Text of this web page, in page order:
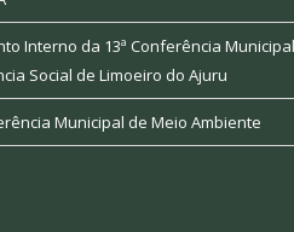
Interno da 13ª Conferência
Social de Limoeiro do Ajuru
Municipal de Meio Ambiente